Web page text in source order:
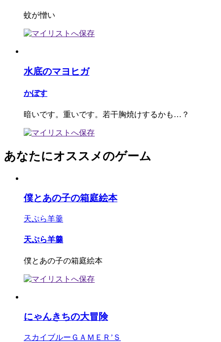
蚊が憎い
水底のマヨヒガ
かぼす
暗いです。重いです。若干胸焼けするかも…？
あなたにオススメのゲーム
僕とあの子の箱庭絵本
天ぷら羊羹
天ぷら羊羹
僕とあの子の箱庭絵本
にゃんきちの大冒険
スカイブルーＧＡＭＥＲ’Ｓ